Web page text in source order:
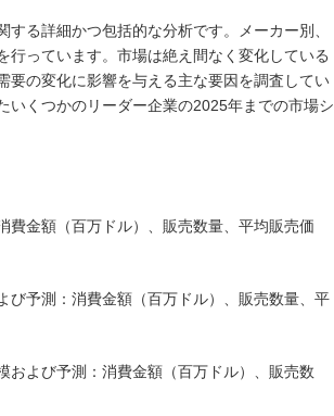
る詳細かつ包括的な分析です。メーカー別、
っています。市場は絶え間なく変化している
要の変化に影響を与える主な要因を調査してい
いくつかのリーダー企業の2025年までの市場シ
費金額（百万ドル）、販売数量、平均販売価
び予測：消費金額（百万ドル）、販売数量、平
および予測：消費金額（百万ドル）、販売数